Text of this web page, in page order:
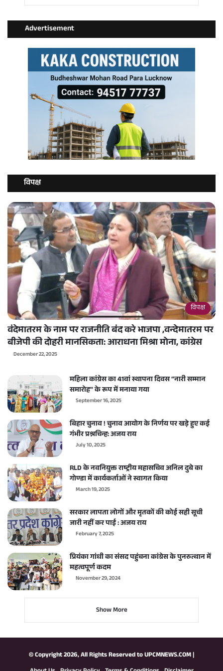
Advertisement
विपक्ष
विपक्ष
वंदेमातरम के नाम पर राजनीति बंद करे भाजपा ,वन्देमातरम पर
बीजेपी की दोहरी मानसिकता: आराधना मिश्रा मोना, कांग्रेस
December 22, 2025
महिला कांग्रेस का 41वां स्थापना दिवस “नारी सम्मान
समारोह” के रूप में मनाया गया
September 16, 2025
बिहार चुनाव ! चुनाव आयोग के निर्णय पर खड़े हुए कई
गंभीर प्रश्नचिन्ह: अजय राय
July 10, 2025
RLD के नवनियुक्त राष्ट्रीय महासचिव अनिल दुबे का
गोण्डा में कार्यकर्ताओं ने स्वागत किया
March 19, 2025
सरकार लापता लोगों और मृतकों की कोई सही सूची
जारी नहीं कर पाई : अजय राय
February 7, 2025
प्रियंका गांधी का संसद पहुंचना कांग्रेस के पुनरुत्थान में
महत्वपूर्ण कदम
November 29, 2024
Show More
© Copyright 2026, All Rights Reserved toUPCMNEWS.COM|